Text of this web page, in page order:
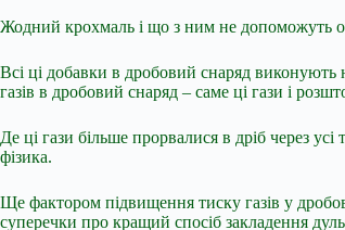
Жодний крохмаль і що з ним не допоможуть
Всі ці добавки в дробовий снаряд виконують
газів в дробовий снаряд – саме ці гази і
Де ці гази більше прорвалися в дріб через
фізика.
Ще фактором підвищення тиску газів у
суперечки про кращий спосіб закладення